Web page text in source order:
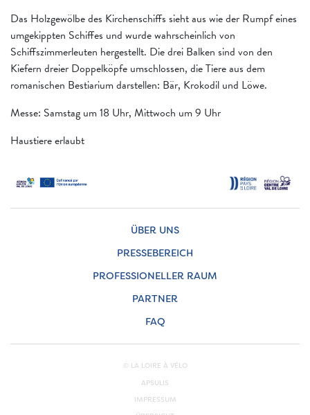
Das Holzgewölbe des Kirchenschiffs sieht aus wie der Rumpf eines
umgekippten Schiffes und wurde wahrscheinlich von
Schiffszimmerleuten hergestellt. Die drei Balken sind von den
Kiefern dreier Doppelköpfe umschlossen, die Tiere aus dem
romanischen Bestiarium darstellen: Bär, Krokodil und Löwe.
Messe: Samstag um 18 Uhr, Mittwoch um 9 Uhr
Haustiere erlaubt
ÜBER UNS
PRESSEBEREICH
PROFESSIONELLER RAUM
PARTNER
FAQ
© LA LOIRE À VÉLO
APSULIS
IMPRESSUM